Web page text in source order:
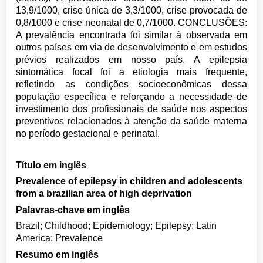
13,9/1000, crise única de 3,3/1000, crise provocada de
0,8/1000 e crise neonatal de 0,7/1000. CONCLUSÕES:
A prevalência encontrada foi similar à observada em
outros países em via de desenvolvimento e em estudos
prévios realizados em nosso país. A epilepsia
sintomática focal foi a etiologia mais frequente,
refletindo as condições socioeconômicas dessa
população específica e reforçando a necessidade de
investimento dos profissionais de saúde nos aspectos
preventivos relacionados à atenção da saúde materna
no período gestacional e perinatal.
Título em inglês
Prevalence of epilepsy in children and adolescents
from a brazilian area of high deprivation
Palavras-chave em inglês
Brazil; Childhood; Epidemiology; Epilepsy; Latin
America; Prevalence
Resumo em inglês